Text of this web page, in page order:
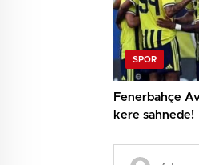
SPOR
Fenerbahçe
kere sahnede!